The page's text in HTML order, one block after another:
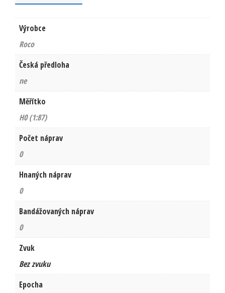
Výrobce
Roco
Česká předloha
ne
Měřítko
H0 (1:87)
Počet náprav
0
Hnaných náprav
0
Bandážovaných náprav
0
Zvuk
Bez zvuku
Epocha